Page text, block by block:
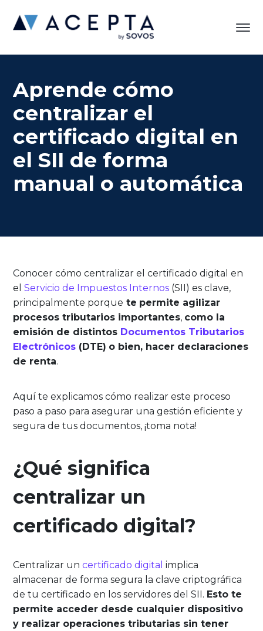
Aprende cómo
centralizar el
certificado digital en
el SII de forma
manual o automática
Conocer cómo centralizar el certificado digital en
elServicio de Impuestos Internos (SII) es clave,
principalmente porque te permite agilizar
procesos tributarios importantes, como la
emisión de distintos Documentos Tributarios
Electrónicos (DTE) o bien, hacer declaraciones
de renta.
Aquí te explicamos cómo realizar este proceso
paso a paso para asegurar una gestión eficiente y
segura de tus documentos, ¡toma nota!
¿Qué significa
centralizar un
certificado digital?
Centralizar uncertificado digital implica
almacenar de forma segura la clave criptográfica
de tu certificado en los servidores del SII. Esto te
permite acceder desde cualquier dispositivo
y realizar operaciones tributarias sin tener